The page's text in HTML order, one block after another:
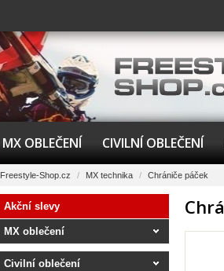
MX OBLEČENÍ CIVILNÍ OBLEČENÍ
Freestyle-Shop.cz / MX technika / Chrániče páček
Akční slevy
MX oblečení
Civilní oblečení